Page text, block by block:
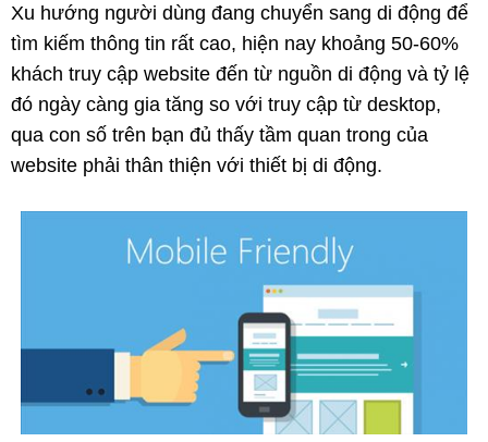
Xu hướng người dùng đang chuyển sang di động để
tìm kiếm thông tin rất cao, hiện nay khoảng 50-60%
khách truy cập website đến từ nguồn di động và tỷ lệ
đó ngày càng gia tăng so với truy cập từ desktop,
qua con số trên bạn đủ thấy tầm quan trong của
website phải thân thiện với thiết bị di động.